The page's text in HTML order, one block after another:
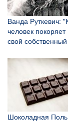
Ванда Руткевич:
человек покоряет
свой
Шоколадная